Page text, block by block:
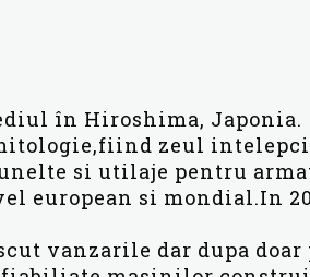
în Hiroshima, Japonia.
zeul
si utilaje pentru
european si mondial.In
vanzarile dar dupa